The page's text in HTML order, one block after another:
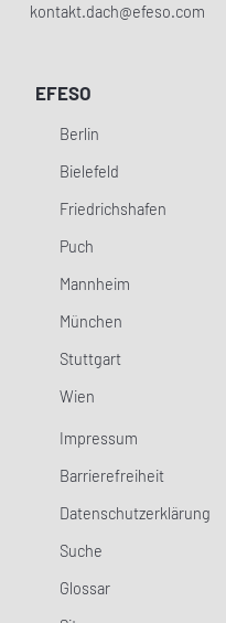
kontakt.dach@efeso.com
EFESO
Berlin
Bielefeld
Friedrichshafen
Puch
Mannheim
München
Stuttgart
Wien
Impressum
Barrierefreiheit
Datenschutzerklärung
Suche
Glossar